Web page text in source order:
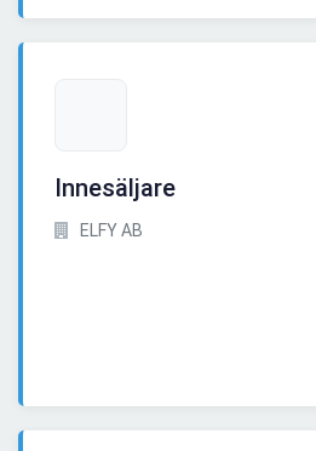
Innesäljare
ELFY AB